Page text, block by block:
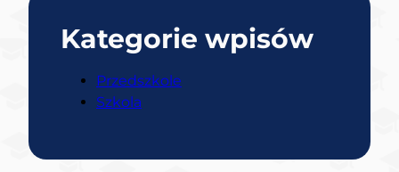
Kategorie wpisów
Przedszkole
Szkola